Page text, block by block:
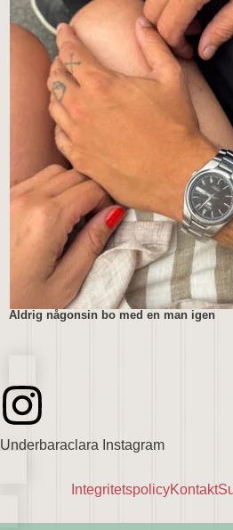
Aldrig någonsin bo med en man igen
Underbaraclara Instagram
IntegritetspolicyKontakt